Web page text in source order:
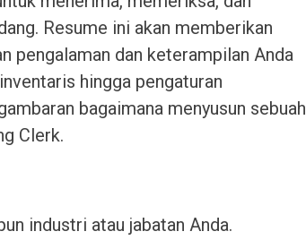
Resume ini akan memberikan
pengalaman dan keterampilan Anda
hingga pengaturan
bagaimana menyusun sebuah
Clerk.
industri atau jabatan Anda.